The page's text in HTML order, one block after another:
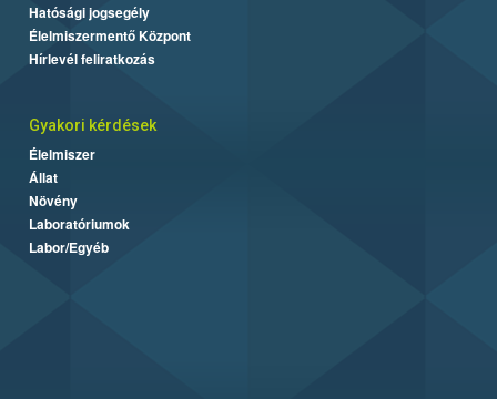
Hatósági jogsegély
Élelmiszermentő Központ
Hírlevél feliratkozás
Gyakori kérdések
Élelmiszer
Állat
Növény
Laboratóriumok
Labor/Egyéb